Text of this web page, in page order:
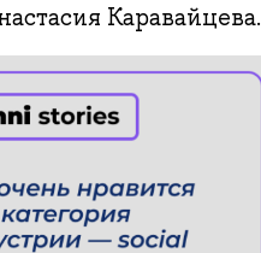
Каравайцева.